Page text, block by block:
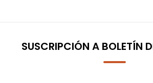
SUSCRIPCIÓN A BOLETÍN